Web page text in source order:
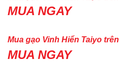
MUA NGAY
Mua gạo Vinh Hiển Taiyo
MUA NGAY